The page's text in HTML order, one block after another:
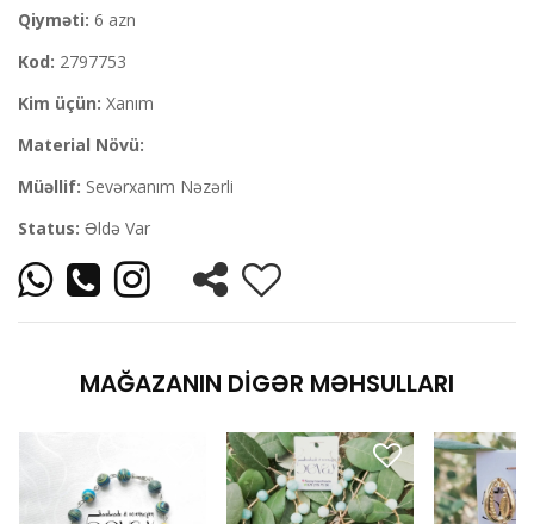
Qiyməti: 6 azn
Kod: 2797753
Kim üçün: Xanım
Material Növü:
Müəllif: Sevərxanım Nəzərli
Status: Əldə Var
MAĞAZANIN DIGƏR MƏHSULLARI